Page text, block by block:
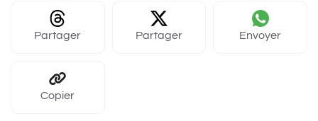
Partager Partager Envoyer
Copier